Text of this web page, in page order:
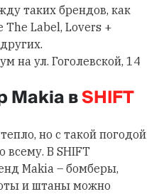
таких брендов, как
The Label, Lovers +
на ул. Гоголевской, 14
Makia вSHIFT
но с такой погодой
всему. В SHIFT
Makia – бомберы,
и штаны можно